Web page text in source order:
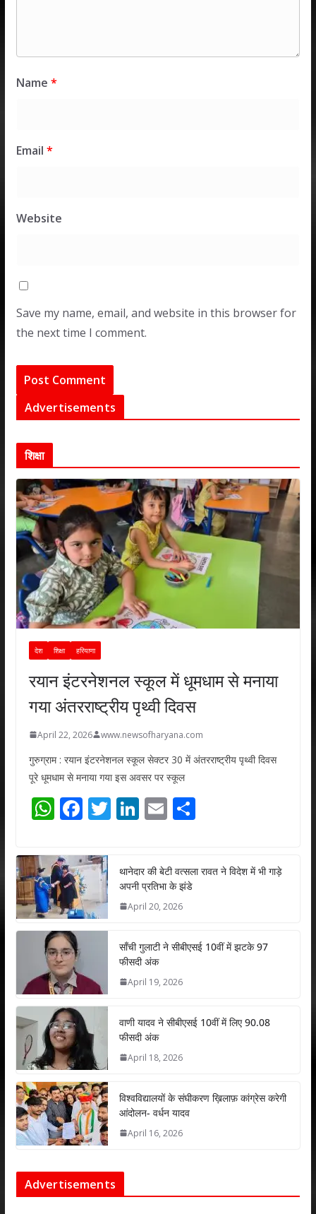
Name *
Email *
Website
Save my name, email, and website in this browser for
the next time I comment.
Advertisements
शिक्षा
देश शिक्षा हरियाणा
रयान इंटरनेशनल स्कूल में धूमधाम से मनाया
गया अंतरराष्ट्रीय पृथ्वी दिवस
April 22, 2026 www.newsofharyana.com
गुरुग्राम : रयान इंटरनेशनल स्कूल सेक्टर 30 में अंतरराष्ट्रीय पृथ्वी दिवस
पूरे धूमधाम से मनाया गया इस अवसर पर स्कूल
W
at
s
A
p
p
F
e
b
o
o
T
er
Li
e
dI
E
l
S
e
थानेदार की बेटी वत्सला रावत ने विदेश में भी गाड़े
अपनी प्रतिभा के झंडे
April 20, 2026
साँची गुलाटी ने सीबीएसई 10वीं में झटके 97
फीसदी अंक
April 19, 2026
वाणी यादव ने सीबीएसई 10वीं में लिए 90.08
फीसदी अंक
April 18, 2026
विश्वविद्यालयों के संघीकरण ख़िलाफ़ कांग्रेस करेगी
आंदोलन- वर्धन यादव
April 16, 2026
Advertisements